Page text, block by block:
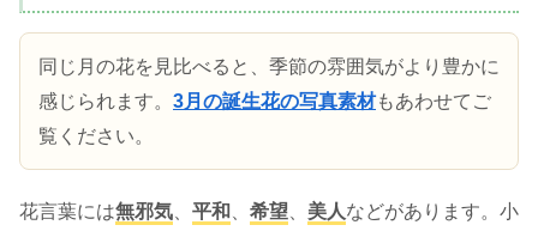
同じ月の花を見比べると、季節の雰囲気がより豊かに
感じられます。 3月の誕生花の写真素材もあわせてご
覧ください。
花言葉には無邪気、 平和 、 希望、 美人などがあります。小